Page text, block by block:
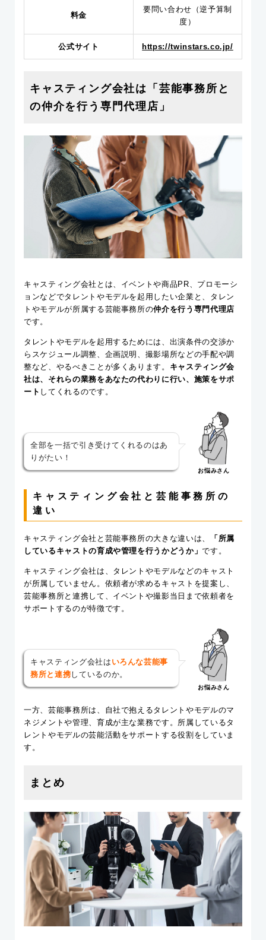
料金
要問い合わせ（逆予算制
度）
公式サイト https://twinstars.co.jp/
キャスティング会社は「芸能事務所と
の仲介を行う専門代理店」
キャスティング会社とは、イベントや商品PR、プロモーシ
ョンなどでタレントやモデルを起用したい企業と、タレン
トやモデルが所属する芸能事務所の仲介を行う専門代理店
です。
タレントやモデルを起用するためには、出演条件の交渉か
らスケジュール調整、企画説明、撮影場所などの手配や調
整など、やるべきことが多くあります。 キャスティング会
社は、それらの業務をあなたの代わりに行い、施策をサポ
ート してくれるのです。
全部を一括で引き受けてくれるのはあ
りがたい！
お悩みさん
キャスティング会社と芸能事務所の
違い
キャスティング会社と芸能事務所の大きな違いは、
「所属
しているキャストの育成や管理を行うかどうか」です。
キャスティング会社は、タレントやモデルなどのキャスト
が所属していません。依頼者が求めるキャストを提案し、
芸能事務所と連携して、イベントや撮影当日まで依頼者を
サポートするのが特徴です。
キャスティング会社は いろんな芸能事
務所と連携しているのか。
お悩みさん
一方、芸能事務所は、自社で抱えるタレントやモデルのマ
ネジメントや管理、育成が主な業務です。所属しているタ
レントやモデルの芸能活動をサポートする役割をしていま
す。
まとめ